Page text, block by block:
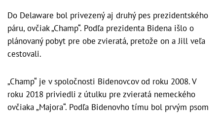
Do Delaware bol privezený aj druhý pes prezidentského
páru, ovčiak „Champ“. Podľa prezidenta Bidena išlo o
plánovaný pobyt pre obe zvieratá, pretože on a Jill veľa
cestovali.
„Champ“ je v spoločnosti Bidenovcov od roku 2008. V
roku 2018 priviedli z útulku pre zvieratá nemeckého
ovčiaka „Majora“. Podľa Bidenovho tímu bol prvým psom